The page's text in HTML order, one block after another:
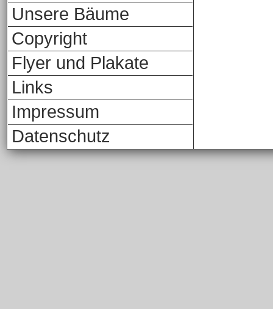
Unsere Bäume
Copyright
Flyer und Plakate
Links
Impressum
Datenschutz